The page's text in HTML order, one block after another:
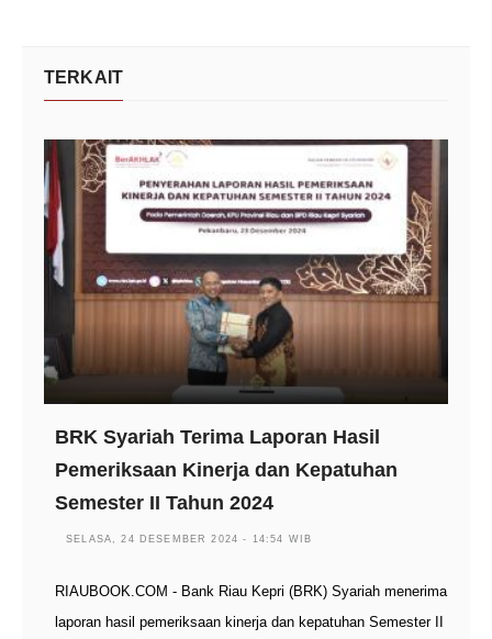
TERKAIT
BRK Syariah Terima Laporan Hasil
Pemeriksaan Kinerja dan Kepatuhan
Semester II Tahun 2024
SELASA, 24 DESEMBER 2024 - 14:54 WIB
RIAUBOOK.COM - Bank Riau Kepri (BRK) Syariah menerima
laporan hasil pemeriksaan kinerja dan kepatuhan Semester II